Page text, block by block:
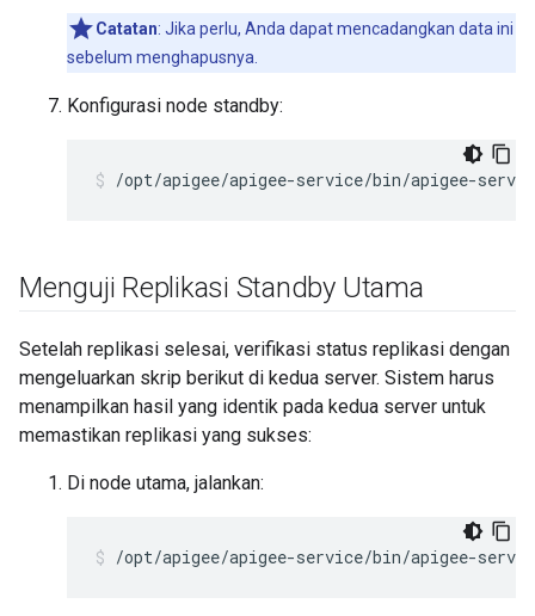
Catatan: Jika perlu, Anda dapat mencadangkan data ini
sebelum menghapusnya.
Konfigurasi node standby:
/opt/apigee/apigee-service/bin/apigee-
Menguji Replikasi Standby Utama
Setelah replikasi selesai, verifikasi status replikasi dengan
mengeluarkan skrip berikut di kedua server. Sistem harus
menampilkan hasil yang identik pada kedua server untuk
memastikan replikasi yang sukses:
Di node utama, jalankan:
/opt/apigee/apigee-service/bin/apigee-